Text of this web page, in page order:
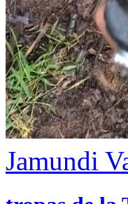
Jamundi